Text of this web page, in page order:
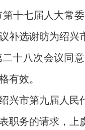
十七届人大常
选谢昉为绍兴
十八次会议同
有效。
兴市第九届人
职务的请求，